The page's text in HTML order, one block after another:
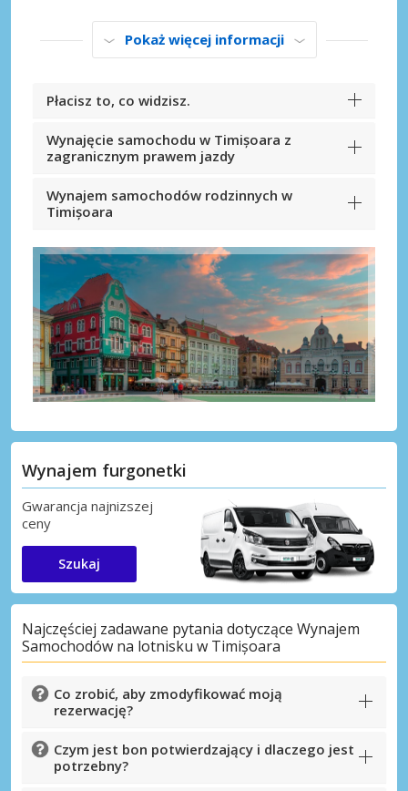
Pokaż więcej informacji
Płacisz to, co widzisz.
Wynajęcie samochodu w Timișoara z
zagranicznym prawem jazdy
Wynajem samochodów rodzinnych w
Timișoara
Wynajem furgonetki
Gwarancja najnizszej
ceny
Szukaj
Najczęściej zadawane pytania dotyczące Wynajem
Samochodów na lotnisku w Timișoara
Co zrobić, aby zmodyfikować moją
rezerwację?
Czym jest bon potwierdzający i dlaczego jest
potrzebny?